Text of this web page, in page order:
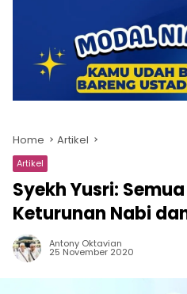
Home Artikel
Artikel
Syekh Yusri:
Keturunan Nabi
Antony Oktavian
25 November 2020